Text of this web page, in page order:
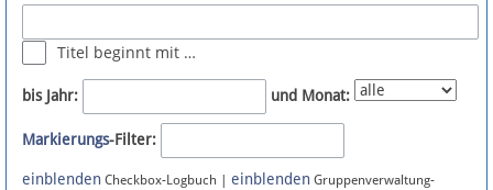
Newsletter
Bluesky
Facebook
Titel beginnt mit …
bis Jahr: und Monat:
Markierungs-Filter:
einblenden Checkbox-Logbuch | einblenden Gruppenverwaltung-